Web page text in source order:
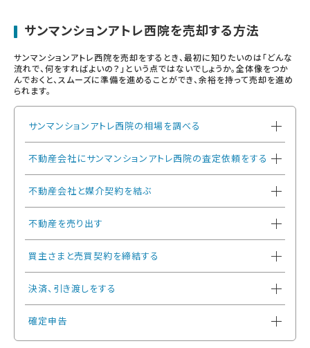
サンマンションアトレ西院を売却する方法
サンマンションアトレ西院を売却をするとき、最初に知りたいのは「どんな
流れで、何をすればよいの？」という点ではないでしょうか。全体像をつか
んでおくと、スムーズに準備を進めることができ、余裕を持って売却を進め
られます。
サンマンションアトレ西院の相場を調べる
不動産会社にサンマンションアトレ西院の査定依頼をする
不動産会社と媒介契約を結ぶ
不動産を売り出す
買主さまと売買契約を締結する
決済、引き渡しをする
確定申告